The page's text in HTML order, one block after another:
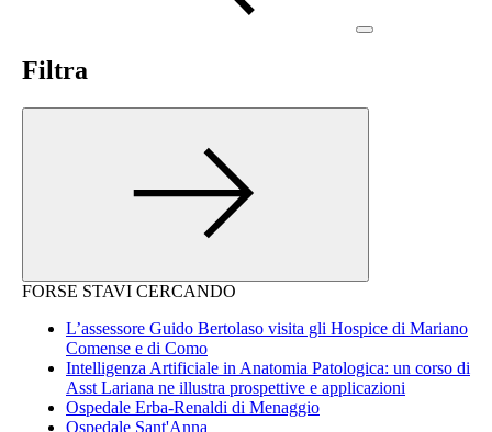
Filtra
FORSE STAVI CERCANDO
L’assessore Guido Bertolaso visita gli Hospice di Mariano
Comense e di Como
Intelligenza Artificiale in Anatomia Patologica: un corso di
Asst Lariana ne illustra prospettive e applicazioni
Ospedale Erba-Renaldi di Menaggio
Ospedale Sant'Anna